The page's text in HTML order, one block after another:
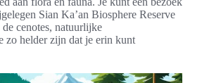
Sian Ka’an Biosphere Reserve
cenotes, natuurlijke
zo helder zijn dat je erin kunt